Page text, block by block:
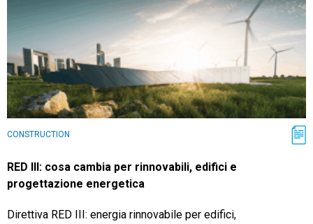
CONSTRUCTION
RED III: cosa cambia per rinnovabili, edifici e
progettazione energetica
Direttiva RED III: energia rinnovabile per edifici,